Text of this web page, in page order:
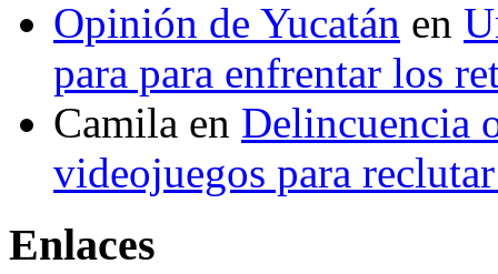
Opinión de Yucatán en
para para enfrentar los
Camila en Delincuencia
videojuegos para
Enlaces